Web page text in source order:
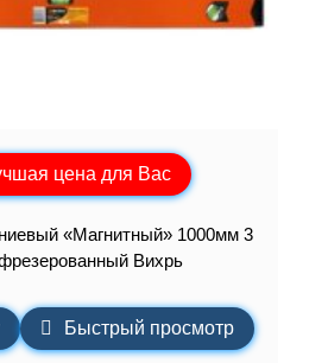
цена для Вас
«Магнитный» 1000мм 3
фрезерованный Вихрь
Быстрый просмотр